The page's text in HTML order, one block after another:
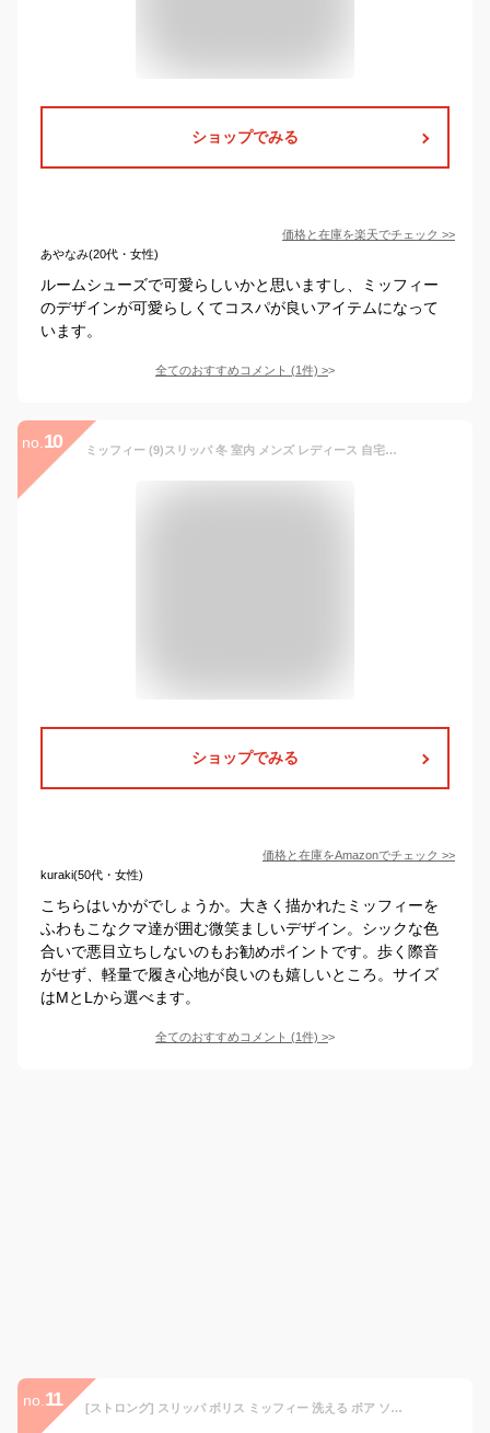
ショップでみる
価格と在庫を楽天でチェック >>
あやなみ(20代・女性)
ルームシューズで可愛らしいかと思いますし、ミッフィー
のデザインが可愛らしくてコスパが良いアイテムになって
います。
全てのおすすめコメント (1件) >
no. 10 ミッフィー (9)スリッパ 冬 室内 メンズ レディース 自宅用 来客用 職場 スリッパ もこもこ 暖かい 軽くて磨耗に強く柔らかい 洗いやすく、持ち運びに便利 男女兼用 ルームスリッパ 冬 Large
ショップでみる
価格と在庫をAmazonでチェック >>
kuraki(50代・女性)
こちらはいかがでしょうか。大きく描かれたミッフィーを
ふわもこなクマ達が囲む微笑ましいデザイン。シックな色
合いで悪目立ちしないのもお勧めポイントです。歩く際音
がせず、軽量で履き心地が良いのも嬉しいところ。サイズ
はMとLから選べます。
全てのおすすめコメント (1件) >
no. 11 [ストロング] スリッパ ボリス ミッフィー 洗える ボア ソフト 秋 冬 暖かい かわいい 室内 ルームシューズ (アイボリー 1足)